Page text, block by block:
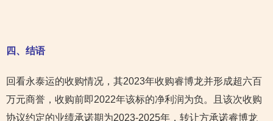
四、结语
回看永泰运的收购情况，其2023年收购睿博龙并形成超六百
万元商誉，收购前即2022年该标的净利润为负。且该次收购
协议约定的业绩承诺期为2023-2025年，转让方承诺睿博龙